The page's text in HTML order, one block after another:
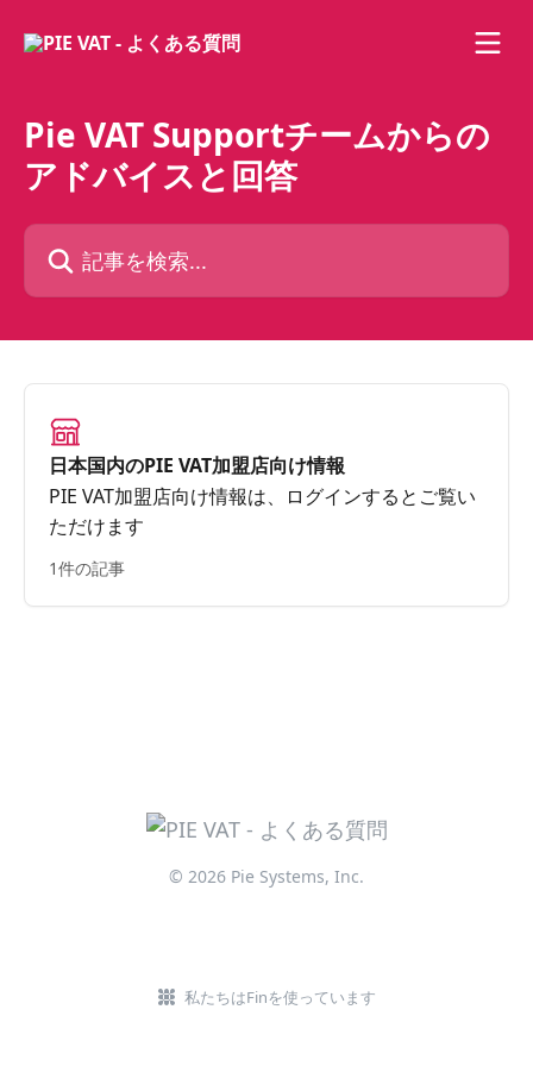
Pie VAT Supportチームからの
アドバイスと回答
記事を検索...
日本国内のPIE VAT加盟店向け情報
PIE VAT加盟店向け情報は、ログインするとご覧い
ただけます
1件の記事
© 2026 Pie Systems, Inc.
私たちはFinを使っています